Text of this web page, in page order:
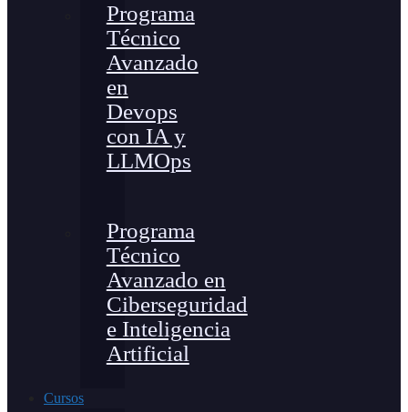
Programa
Técnico
Avanzado
en
Devops
con IA y
LLMOps
Programa
Técnico
Avanzado en
Ciberseguridad
e Inteligencia
Artificial
Cursos